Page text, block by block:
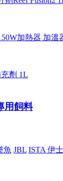
加熱器 加溫
劑 1L
用飼料
魚 JBL ISTA 伊